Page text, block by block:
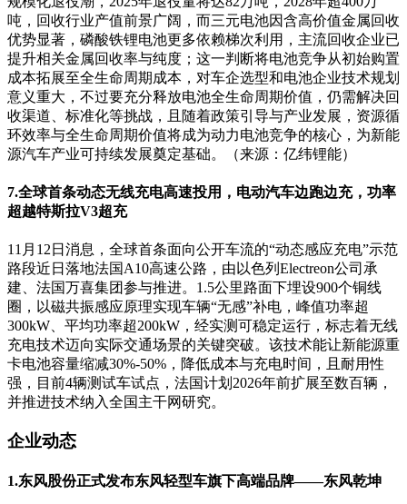
吨，回收行业产值前景广阔，而三元电池因含高价值金属回收
优势显著，磷酸铁锂电池更多依赖梯次利用，主流回收企业已
提升相关金属回收率与纯度；这一判断将电池竞争从初始购置
成本拓展至全生命周期成本，对车企选型和电池企业技术规划
意义重大，不过要充分释放电池全生命周期价值，仍需解决回
收渠道、标准化等挑战，且随着政策引导与产业发展，资源循
环效率与全生命周期价值将成为动力电池竞争的核心，为新能
源汽车产业可持续发展奠定基础。（来源：亿纬锂能）
7.全球首条动态无线充电高速投用，电动汽车边跑边充，功率
超越特斯拉V3超充
11月12日消息，全球首条面向公开车流的“动态感应充电”示范
路段近日落地法国A10高速公路，由以色列Electreon公司承
建、法国万喜集团参与推进。1.5公里路面下埋设900个铜线
圈，以磁共振感应原理实现车辆“无感”补电，峰值功率超
300kW、平均功率超200kW，经实测可稳定运行，标志着无线
充电技术迈向实际交通场景的关键突破。该技术能让新能源重
卡电池容量缩减30%-50%，降低成本与充电时间，且耐用性
强，目前4辆测试车试点，法国计划2026年前扩展至数百辆，
并推进技术纳入全国主干网研究。
企业动态
1.东风股份正式发布东风轻型车旗下高端品牌——东风乾坤